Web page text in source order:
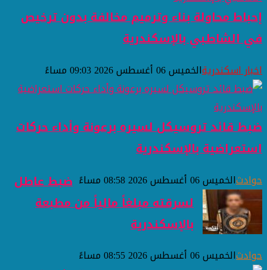
إحباط محاولة بناء وترميم مخالفة بدون ترخيص
في الشاطبي بالإسكندرية
اخبار اسكندريةالخميس 06 أغسطس 2026 09:03 مساءً
ضبط قائد تروسيكل لسيره برعونة وأداء حركات
استعراضية بالإسكندرية
حوادثالخميس 06 أغسطس 2026 08:58 مساءً
ضبط عاطل
لسرقته مبلغاً مالياً من مطبعة
بالإسكندرية
حوادثالخميس 06 أغسطس 2026 08:55 مساءً